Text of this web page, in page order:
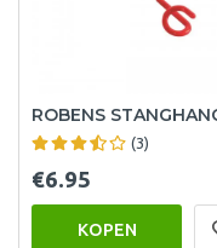
ROBENS
(3)
€6.95
KOPEN